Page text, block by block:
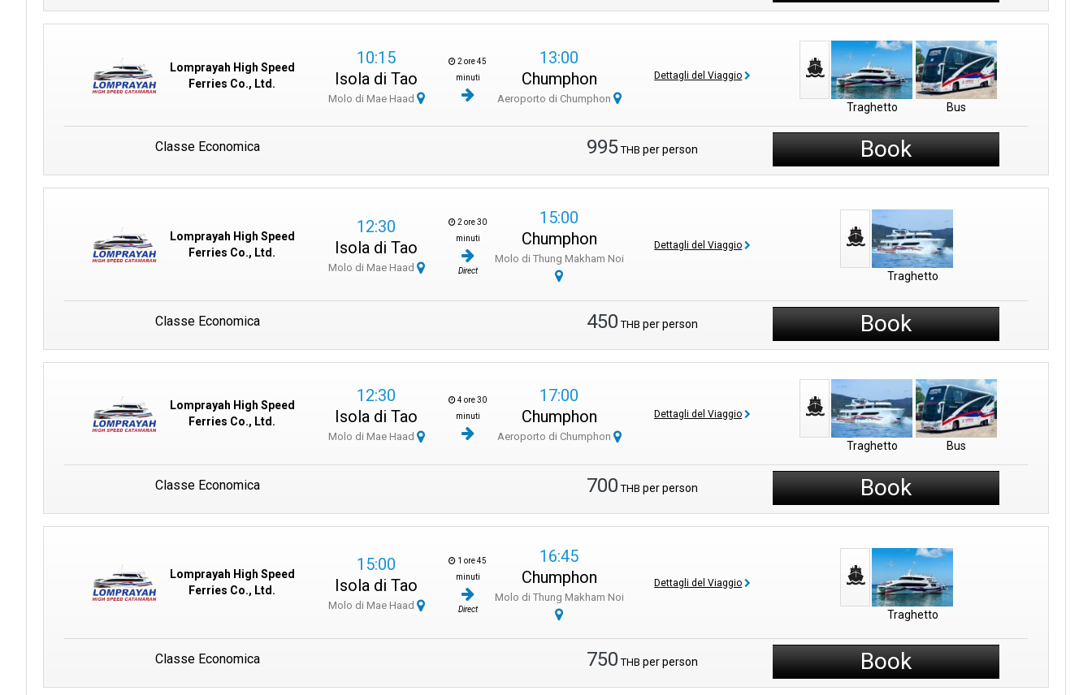
Lomprayah High Speed
Ferries Co., Ltd.
10:15
Isola di Tao
Molo di Mae Haad
2 ore 45
minuti
13:00
Chumphon
Aeroporto di Chumphon
Dettagli del Viaggio
Traghetto Bus
Classe Economica 995 THB per person Book
Lomprayah High Speed
Ferries Co., Ltd.
12:30
Isola di Tao
Molo di Mae Haad
2 ore 30
minuti
Direct
15:00
Chumphon
Molo di Thung Makham Noi
Dettagli del Viaggio
Traghetto
Classe Economica 450 THB per person Book
Lomprayah High Speed
Ferries Co., Ltd.
12:30
Isola di Tao
Molo di Mae Haad
4 ore 30
minuti
17:00
Chumphon
Aeroporto di Chumphon
Dettagli del Viaggio
Traghetto Bus
Classe Economica 700 THB per person Book
Lomprayah High Speed
Ferries Co., Ltd.
15:00
Isola di Tao
Molo di Mae Haad
1 ore 45
minuti
Direct
16:45
Chumphon
Molo di Thung Makham Noi
Dettagli del Viaggio
Traghetto
Classe Economica 750 THB per person Book